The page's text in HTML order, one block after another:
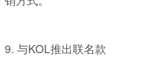
9. 与KOL推出联名款